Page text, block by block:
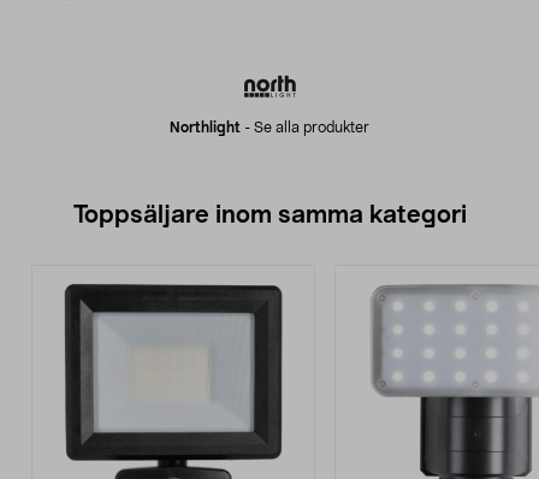
Northlight - Se alla produkter
Toppsäljare inom samma kategori